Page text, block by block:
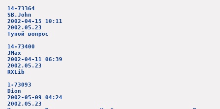
14-73364
SB.John
2002-04-15 10:11
2002.05.23
Тупой вопрос
14-73400
JMax
2002-04-11 06:39
2002.05.23
RXLib
1-73093
Dion
2002-05-09 04:24
2002.05.23